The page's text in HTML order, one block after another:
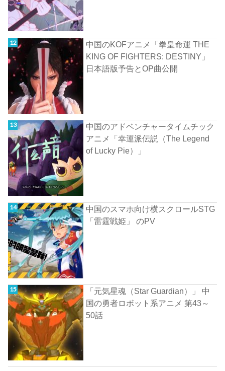
中国のKOFアニメ「拳皇命運 THE
KING OF FIGHTERS: DESTINY」
日本語版予告とOP曲公開
中国のアドベンチャータイムチック
アニメ「幸運派伝説（The Legend
of Lucky Pie）」
中国のスマホ向け横スクロールSTG
「雷霆戦姫」 のPV
「元気星魂（Star Guardian）」 中
国の勇者ロボット系アニメ 第43～
50話